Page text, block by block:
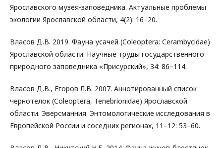
Ярославского музея-заповедника. Актуальные проблемы
экологии Ярославской области, 4(2): 16–20.
Власов Д.В. 2019. Фауна усачей (Coleoptera: Cerambycidae)
Ярославской области. Научные труды государственного
природного заповедника «Присурский», 34: 86–114.
Власов Д.В., Егоров Л.В. 2007. Аннотированный список
чернотелок (Coleoptera, Tenebrionidae) Ярославской
области. Эверсманния. Энтомологические исследования в
Европейской России и соседних регионах, 11–12: 53–60.